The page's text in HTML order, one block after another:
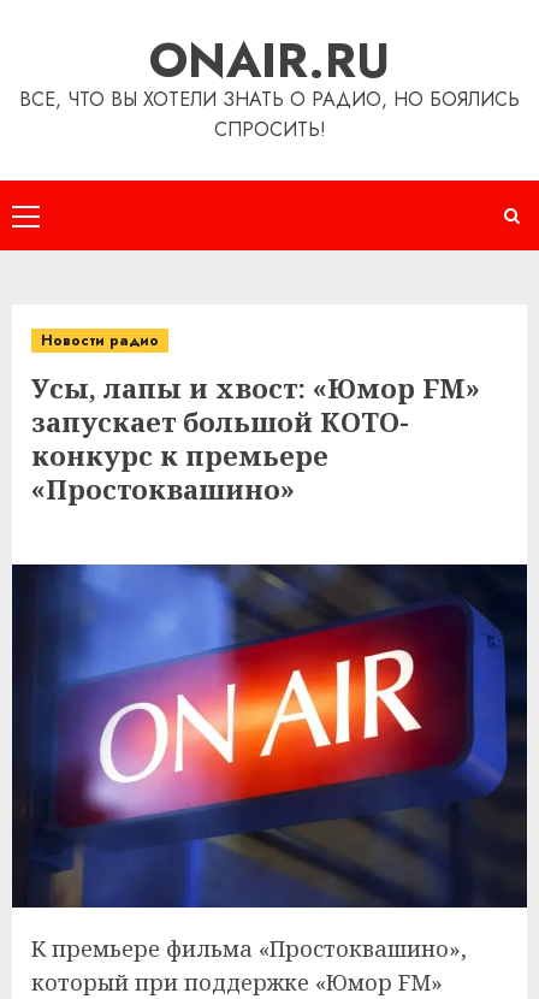
ONAIR.RU
ВСЕ, ЧТО ВЫ ХОТЕЛИ ЗНАТЬ О РАДИО, НО БОЯЛИСЬ
СПРОСИТЬ!
Основное
меню
Новости радио
Усы, лапы и хвост: «Юмор FM»
запускает большой КОТО-
конкурс к премьере
«Простоквашино»
К премьере фильма «Простоквашино»,
который при поддержке «Юмор FM»